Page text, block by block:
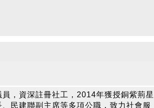
，資深註冊社工，2014年獲授銅紫荊星
民建聯副主席等多項公職，致力社會服